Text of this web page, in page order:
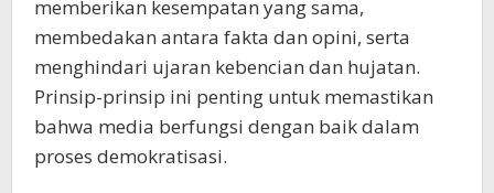
memberikan kesempatan yang sama,
membedakan antara fakta dan opini, serta
menghindari ujaran kebencian dan hujatan.
Prinsip-prinsip ini penting untuk memastikan
bahwa media berfungsi dengan baik dalam
proses demokratisasi.